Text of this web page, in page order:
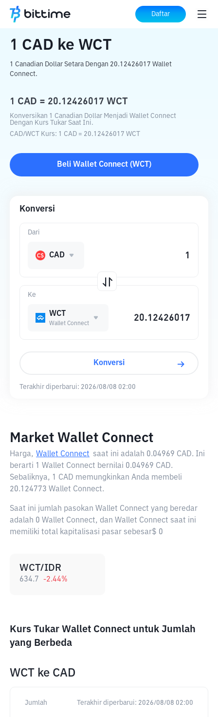
Daftar
Beranda Konverter Kripto ke WCT
1 CAD ke WCT
1 Canadian Dollar Setara Dengan 20.12426017 Wallet
Connect.
1 CAD = 20.12426017 WCT
Konversikan 1 Canadian Dollar Menjadi Wallet Connect
Dengan Kurs Tukar Saat Ini.
CAD/WCT Kurs: 1 CAD = 20.12426017 WCT
Beli Wallet Connect (WCT )
Konversi
Ke
WCT
Wallet Connect
Dari
CAD
Konversi
Terakhir diperbarui: 2026/08/08 02:00
Market Wallet Connect
Harga, Wallet Connect saat ini adalah 0.04969 CAD. Ini
berarti 1 Wallet Connect bernilai 0.04969 CAD.
Sebaliknya, 1 CAD memungkinkan Anda membeli
20.124773 Wallet Connect.
Saat ini jumlah pasokan Wallet Connect yang beredar
adalah 0 Wallet Connect, dan Wallet Connect saat ini
memiliki total kapitalisasi pasar sebesar$ 0
WCT/IDR
634.7 -2.44%
Kurs Tukar Wallet Connect untuk Jumlah
yang Berbeda
WCT ke CAD
Jumlah Terakhir diperbarui: 2026/08/08 02:00